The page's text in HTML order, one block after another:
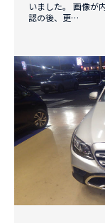
いました。 画像が
認の後、更…